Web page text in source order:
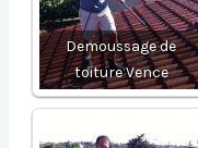
Demoussage de
toiture Vence